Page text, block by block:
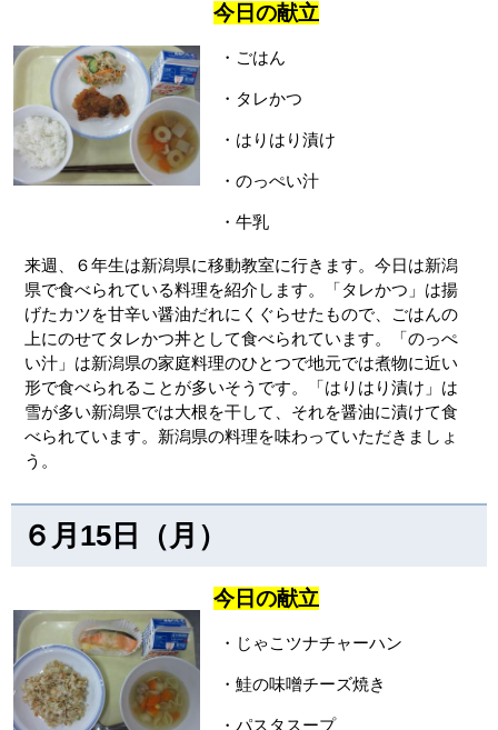
今日の献立
・ごはん
・タレかつ
・はりはり漬け
・のっぺい汁
・牛乳
来週、６年生は新潟県に移動教室に行きます。今日は新潟
県で食べられている料理を紹介します。「タレかつ」は揚
げたカツを甘辛い醤油だれにくぐらせたもので、ごはんの
上にのせてタレかつ丼として食べられています。「のっぺ
い汁」は新潟県の家庭料理のひとつで地元では煮物に近い
形で食べられることが多いそうです。「はりはり漬け」は
雪が多い新潟県では大根を干して、それを醤油に漬けて食
べられています。新潟県の料理を味わっていただきましょ
う。
６月15日（月）
今日の献立
・じゃこツナチャーハン
・鮭の味噌チーズ焼き
・パスタスープ